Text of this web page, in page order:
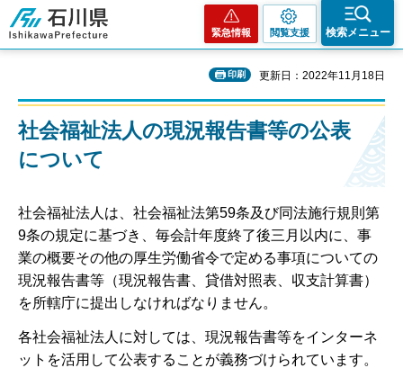
石川県
緊急情報 閲覧支援 検索メニュー
印刷 更新日：2022年11月18日
社会福祉法人の現況報告書等の公表
について
社会福祉法人は、社会福祉法第59条及び同法施行規則第
9条の規定に基づき、毎会計年度終了後三月以内に、事
業の概要その他の厚生労働省令で定める事項についての
現況報告書等（現況報告書、貸借対照表、収支計算書）
を所轄庁に提出しなければなりません。
各社会福祉法人に対しては、現況報告書等をインターネ
ットを活用して公表することが義務づけられています。